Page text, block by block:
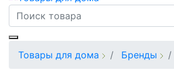
Товары для дома Бренды